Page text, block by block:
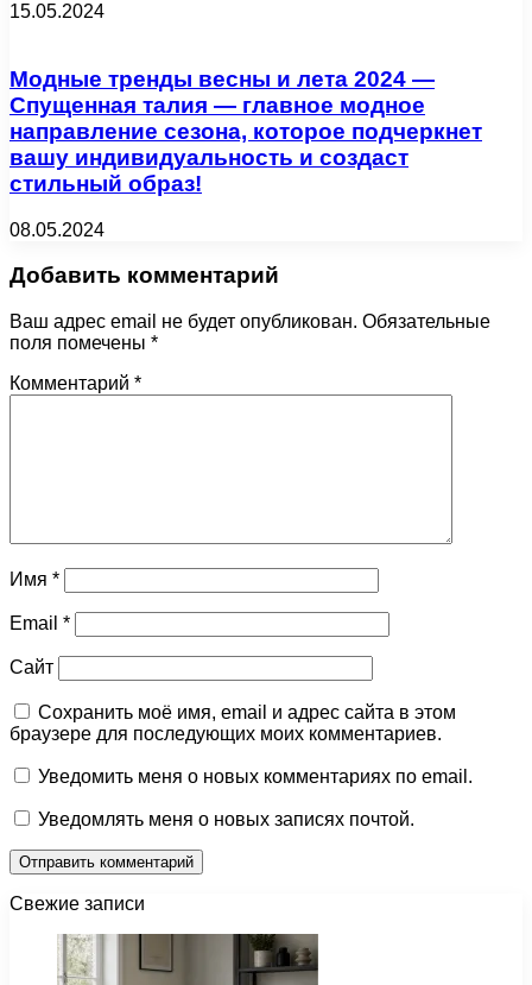
15.05.2024
Модные тренды весны и лета 2024 —
Спущенная талия — главное модное
направление сезона, которое подчеркнет
вашу индивидуальность и создаст
стильный образ!
08.05.2024
Добавить комментарий
Ваш адрес email не будет опубликован. Обязательные
поля помечены *
Комментарий *
Имя *
Email *
Сайт
Сохранить моё имя, email и адрес сайта в этом
браузере для последующих моих комментариев.
Уведомить меня о новых комментариях по email.
Уведомлять меня о новых записях почтой.
Свежие записи